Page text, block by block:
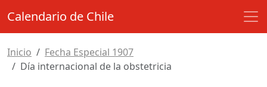
Calendario de Chile
Inicio
Fecha Especial 1907
Día internacional de la obstetricia